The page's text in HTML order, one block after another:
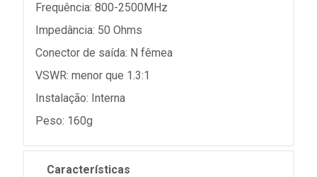
Frequência: 800-2500MHz
Impedância: 50 Ohms
Conector de saída: N fêmea
VSWR: menor que 1.3:1
Instalação: Interna
Peso: 160g
Características